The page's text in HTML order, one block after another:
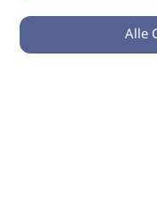
Alle